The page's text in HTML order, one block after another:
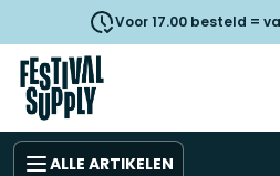
Voor 17.00 besteld =
ALLE ARTIKELEN